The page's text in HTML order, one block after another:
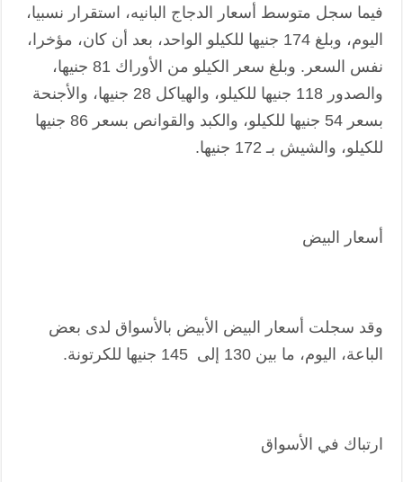
فيما سجل متوسط أسعار الدجاج البانيه، استقرار نسبيا،
اليوم، وبلغ 174 جنيها للكيلو الواحد، بعد أن كان، مؤخرا،
نفس السعر. وبلغ سعر الكيلو من الأوراك 81 جنيها،
والصدور 118 جنيها للكيلو، والهياكل 28 جنيها، والأجنحة
بسعر 54 جنيها للكيلو، والكبد والقوانص بسعر 86 جنيها
للكيلو، والشيش بـ 172 جنيها.
أسعار البيض
وقد سجلت أسعار البيض الأبيض بالأسواق لدى بعض
الباعة، اليوم، ما بين 130 إلى 145 جنيها للكرتونة.
ارتباك في الأسواق